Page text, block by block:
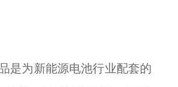
是为新能源电池行业配套的